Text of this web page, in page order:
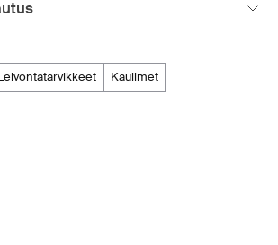
leivontatarvikkeet kaulimet